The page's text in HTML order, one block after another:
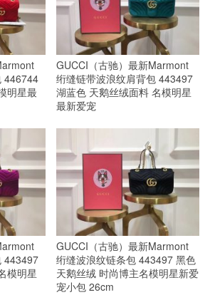
446744
明星最
GUCCI（古驰）最新Marmont
绗缝链带波浪纹肩背包 443497
湖蓝色 天鹅丝绒面料 名模明星
最新爱宠
443497
模明星
GUCCI（古驰）最新Marmont
绗缝波浪纹链条包 443497 黑色
天鹅丝绒 时尚博主名模明星新爱
宠小包 26cm